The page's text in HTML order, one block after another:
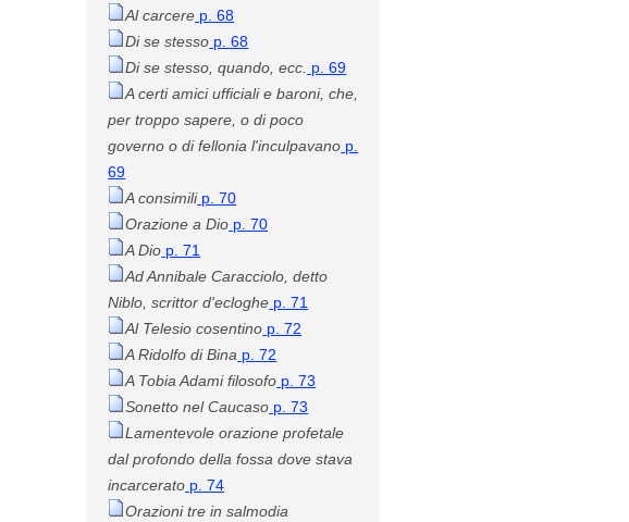
Al carcere p. 68
Di se stesso p. 68
Di se stesso, quando, ecc. p. 69
A certi amici ufficiali e baroni, che,
per troppo sapere, o di poco
governo o di fellonia l'inculpavano p.
69
A consimilip. 70
Orazione a Dio p. 70
A Dio p. 71
Ad Annibale Caracciolo, detto
Niblo, scrittor d'ecloghe p. 71
Al Telesio cosentino p. 72
A Ridolfo di Bina p. 72
A Tobia Adami filosofo p. 73
Sonetto nel Caucaso p. 73
Lamentevole orazione profetale
dal profondo della fossa dove stava
incarcerato p. 74
Orazioni tre in salmodia